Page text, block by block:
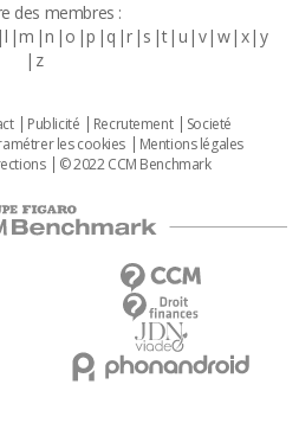
des membres :
l m n o p q r s t u v w x y
z
Publicité Recrutement
Societé
les cookies
Mentions légales
© 2022 CCM Benchmark